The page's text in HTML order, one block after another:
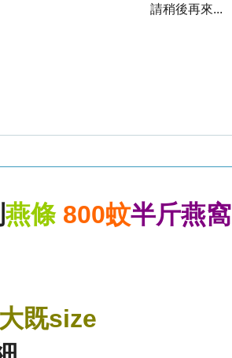
請稍後再來...
燕條 800蚊半斤燕窩
既size